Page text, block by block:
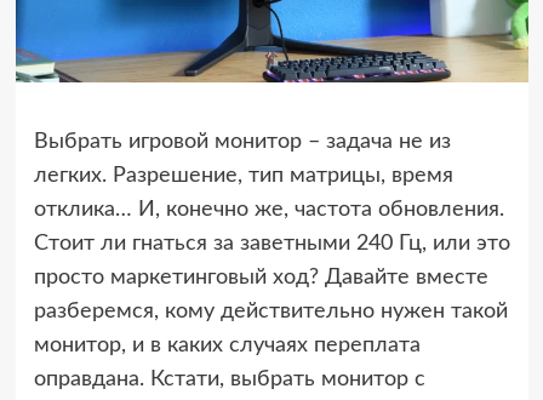
Выбрать игровой монитор – задача не из
легких. Разрешение, тип матрицы, время
отклика… И, конечно же, частота обновления.
Стоит ли гнаться за заветными 240 Гц, или это
просто маркетинговый ход? Давайте вместе
разберемся, кому действительно нужен такой
монитор, и в каких случаях переплата
оправдана. Кстати, выбрать монитор с